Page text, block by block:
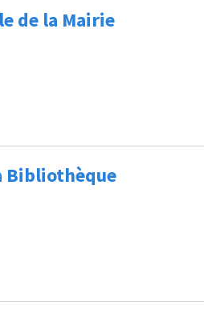
de la Mairie
Bibliothèque